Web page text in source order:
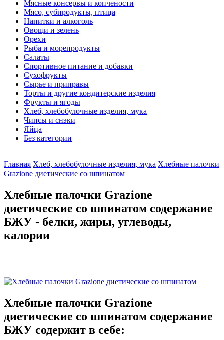
Мясные консервы и копчености
Мясо, субпродукты, птица
Напитки и алкоголь
Овощи и зелень
Орехи
Рыба и морепродукты
Салаты
Спортивное питание и добавки
Сухофрукты
Сырье и приправы
Торты и другие кондитерские изделия
Фрукты и ягоды
Хлеб, хлебобулочные изделия, мука
Чипсы и снэки
Яйца
Без категории
Главная Хлеб, хлебобулочные изделия, мука Хлебные палочки
Grazione диетические со шпинатом
Хлебные палочки Grazione
диетические со шпинатом содержание
БЖУ - белки, жиры, углеводы,
калории
Хлебные палочки Grazione
диетические со шпинатом содержание
БЖУ содержит в себе: